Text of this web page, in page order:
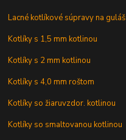
Lacné kotlíkové súpravy na guláš
Kotlíky s 1,5 mm kotlinou
Kotlíky s 2 mm kotlinou
Kotlíky s 4,0 mm roštom
Kotlíky so žiaruvzdor. kotlinou
Kotlíky so smaltovanou kotlinou